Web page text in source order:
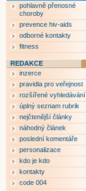
pohlavně přenosné
choroby
prevence hiv-aids
odborné kontakty
fitness
REDAKCE
inzerce
pravidla pro veřejnost
rozšířené vyhledávání
úplný seznam rubrik
nejčtenější články
náhodný článek
poslední komentáře
personalizace
kdo je kdo
kontakty
code 004